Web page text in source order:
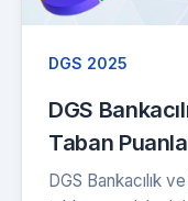
DGS 2025
DGS
Taban
DGS Bankacılık